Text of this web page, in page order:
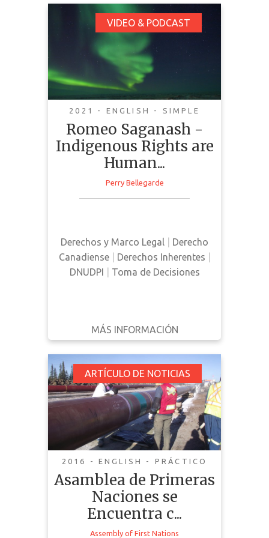
VIDEO & PODCAST
2021 - ENGLISH - SIMPLE
Romeo Saganash -
Indigenous Rights are
Human...
Perry Bellegarde
Derechos y Marco Legal
Derecho
Canadiense| Derechos Inherentes
DNUDPI
Toma de Decisiones
MÁS INFORMACIÓN
Romeo Saganash -
Indigenous Rights are
Human Rights. Bill C-
15
The Assembly of First Nations and
DESCARGAR
DETALLES
ARTÍCULO DE NOTICIAS
2016 - ENGLISH - PRÁCTICO
Asamblea de Primeras
Naciones se
Encuentra c...
Assembly of First Nations
Asamblea de Primeras
Naciones se
Encuentra con Siux de
Standing Rock
La Asamblea de Primeras Naciones
se une a los Sioux de la Reserva de
Standing Rock y los ciudadanos